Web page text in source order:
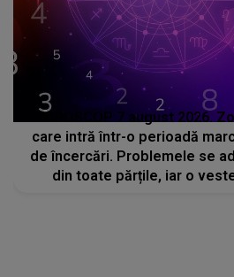
HOROSCOP 7 august 2026.
care intră într-o perioadă
de încercări. Problemele se
din toate părțile, iar o